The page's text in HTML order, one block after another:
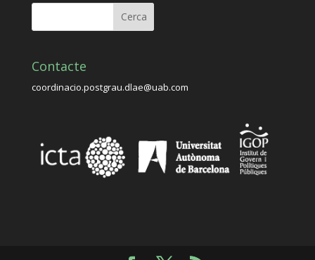
Contacte
coordinacio.postgrau.dlae@uab.com